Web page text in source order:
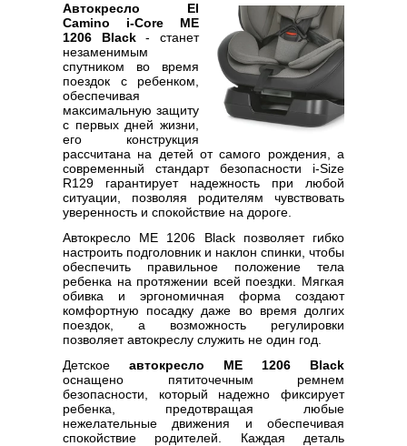
Автокресло El
Camino i-Core ME
1206 Black- станет
незаменимым
спутником во время
поездок с ребенком,
обеспечивая
максимальную защиту
с первых дней жизни,
его конструкция
рассчитана на детей от самого рождения, а
современный стандарт безопасности i-Size
R129 гарантирует надежность при любой
ситуации, позволяя родителям чувствовать
уверенность и спокойствие на дороге.
Автокресло ME 1206 Black позволяет гибко
настроить подголовник и наклон спинки, чтобы
обеспечить правильное положение тела
ребенка на протяжении всей поездки. Мягкая
обивка и эргономичная форма создают
комфортную посадку даже во время долгих
поездок, а возможность регулировки
позволяет автокреслу служить не один год.
Детское автокресло ME 1206 Black
оснащено пятиточечным ремнем
безопасности, который надежно фиксирует
ребенка, предотвращая любые
нежелательные движения и обеспечивая
спокойствие родителей. Каждая деталь